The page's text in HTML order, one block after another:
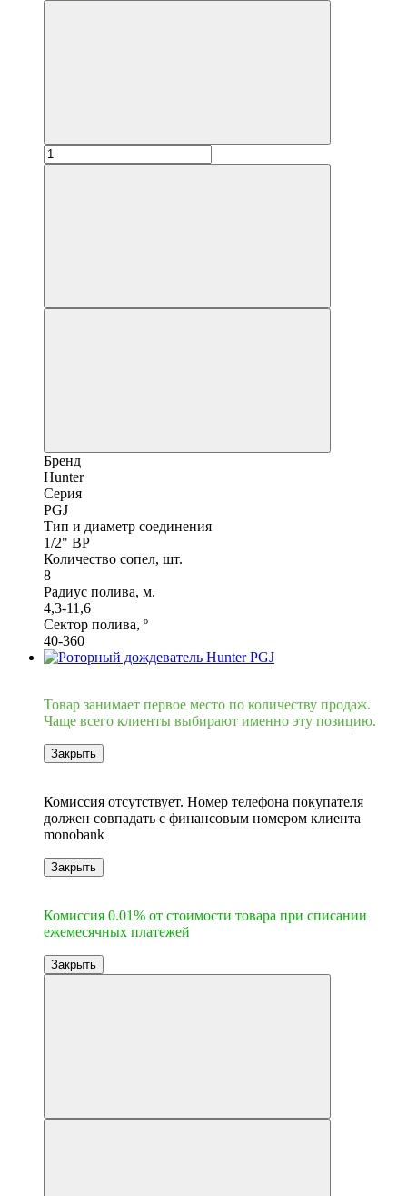
Бренд
Hunter
Серия
PGJ
Тип и диаметр соединения
1/2" ВР
Количество сопел, шт.
8
Радиус полива, м.
4,3-11,6
Сектор полива, º
40-360
Товар занимает первое место по количеству продаж.
Чаще всего клиенты выбирают именно эту позицию.
Закрыть
Комиссия отсутствует. Номер телефона покупателя
должен совпадать с финансовым номером клиента
monobank
Закрыть
Комиссия 0.01% от стоимости товара при списании
ежемесячных платежей
Закрыть